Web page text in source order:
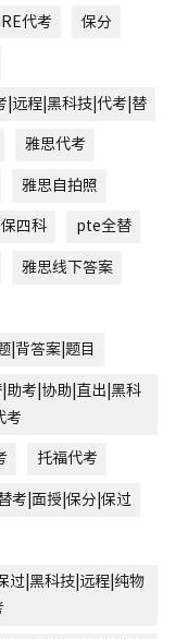
代考 保分
|远程|黑科技|代考|替
雅思代考
雅思自拍照
四科 pte全替
雅思线下答案
|背答案|题目
助考|协助|直出|黑科
考
托福代考
考|面授|保分|保过
过|黑科技|远程|纯物